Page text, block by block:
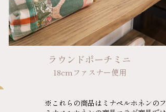
ラウンドポーチミニ
18cmファスナー使用
※これらの商品はミナペルホネンの